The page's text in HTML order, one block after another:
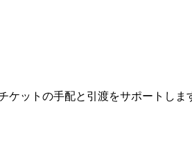
ケットの手配と引渡をサポートしま